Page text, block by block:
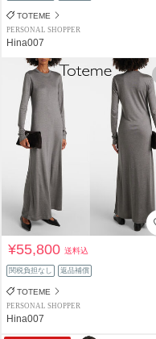
TOTEME
PERSONAL SHOPPER
Hina007
¥55,800送料込
関税負担なし 返品補償
TOTEME
PERSONAL SHOPPER
Hina007